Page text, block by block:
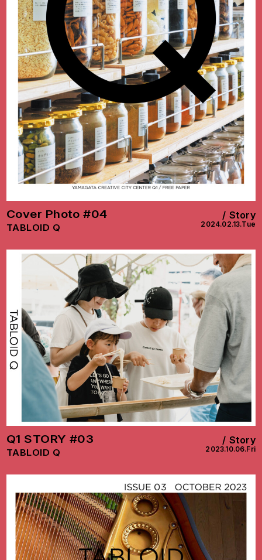
Cover Photo #04
TABLOID Q
Story
2024.02.13.Tue
Q1 STORY #03
TABLOID Q
Story
2023.10.06.Fri